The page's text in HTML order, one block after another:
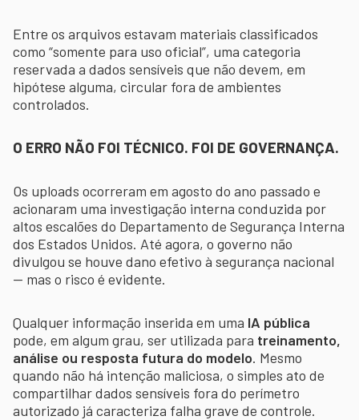
Entre os arquivos estavam materiais classificados
como “somente para uso oficial”, uma categoria
reservada a dados sensíveis que não devem, em
hipótese alguma, circular fora de ambientes
controlados.
O ERRO NÃO FOI TÉCNICO. FOI DE GOVERNANÇA.
Os uploads ocorreram em agosto do ano passado e
acionaram uma investigação interna conduzida por
altos escalões do Departamento de Segurança Interna
dos Estados Unidos. Até agora, o governo não
divulgou se houve dano efetivo à segurança nacional
— mas o risco é evidente.
Qualquer informação inserida em uma IA pública
pode, em algum grau, ser utilizada para treinamento,
análise ou resposta futura do modelo. Mesmo
quando não há intenção maliciosa, o simples ato de
compartilhar dados sensíveis fora do perímetro
autorizado já caracteriza falha grave de controle.